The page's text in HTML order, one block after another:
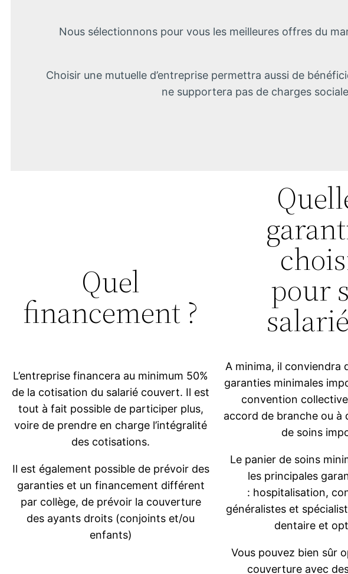
Nous sélectionnons pour vous les meilleures offres du
Choisir une mutuelle d’entreprise permettra aussi de
ne supportera pas de charges
Quel
financement ?
L’entreprise financera au minimum 50%
de la cotisation du salarié couvert. Il est
tout à fait possible de participer plus,
voire de prendre en charge l’intégralité
des cotisations.
Il est également possible de prévoir des
garanties et un financement différent
par collège, de prévoir la couverture
des ayants droits (conjoints et/ou
enfants)
pour
A minima, il conviendra
garanties minimales
convention
accord de branche ou à
de soins
Le panier de soins
les principales
: hospitalisation,
généralistes et
dentaire et
Vous pouvez bien sûr
couverture avec